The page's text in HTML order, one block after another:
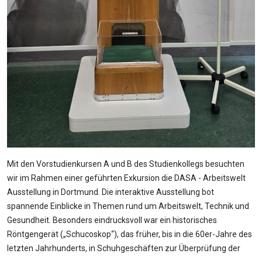
Mit den Vorstudienkursen A und B des Studienkollegs besuchten
wir im Rahmen einer geführten Exkursion die DASA - Arbeitswelt
Ausstellung in Dortmund. Die interaktive Ausstellung bot
spannende Einblicke in Themen rund um Arbeitswelt, Technik und
Gesundheit. Besonders eindrucksvoll war ein historisches
Röntgengerät („Schucoskop“), das früher, bis in die 60er-Jahre des
letzten Jahrhunderts, in Schuhgeschäften zur Überprüfung der